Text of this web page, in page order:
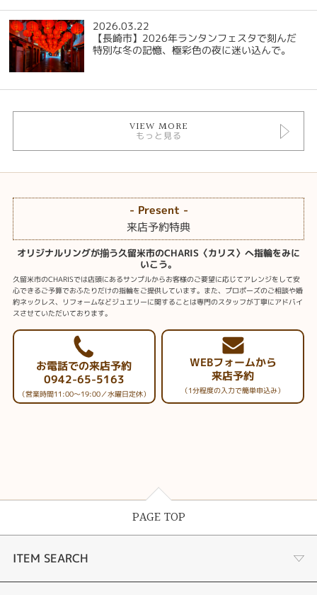
2026.03.22
【長崎市】2026年ランタンフェスタで刻んだ
特別な冬の記憶、極彩色の夜に迷い込んで。
VIEW MORE
もっと見る
- Present -
来店予約特典
オリジナルリングが揃う久留米市のCHARIS〈カリス〉へ指輪をみに
いこう。
久留米市のCHARISでは店頭にあるサンプルからお客様のご要望に応じてアレンジをして安
心できるご予算でおふたりだけの指輪をご提供しています。また、プロポーズのご相談や婚
約ネックレス、リフォームなどジュエリーに関することは専門のスタッフが丁寧にアドバイ
スさせていただいております。
お電話での来店予約
0942-65-5163
（営業時間11:00～19:00／水曜日定休）
WEBフォームから
来店予約
（1分程度の入力で簡単申込み）
PAGE TOP
ITEM SEARCH